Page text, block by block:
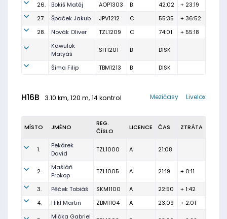
26. Bokiš Matěj AOP1303 B 42:02
+ 23:19
27.
Špaček Jakub JPV1212 C 55:35
+ 36:52
28.
Novák Oliver TZL1209 C 74:01
+ 55:18
Kawulok
Matyáš
SIT1201 B DISK
Šíma Filip TBM1213 B DISK
H16B 3.10 km, 120 m, 14 kontrol Livelox
Mezičasy
MÍSTO JMÉNO
REG.
ČÍSLO
LICENCE ČAS ZTRÁTA
1.
Pekárek
David
TZL1000 A 21:08
2.
Mašláň
Prokop
TZL1005 A 21:19 + 0:11
3. Pěček Tobiáš SKM1100 A 22:50
+ 1:42
4.
Hikl Martin ZBM1104 A 23:09 + 2:01
Mička Gabriel